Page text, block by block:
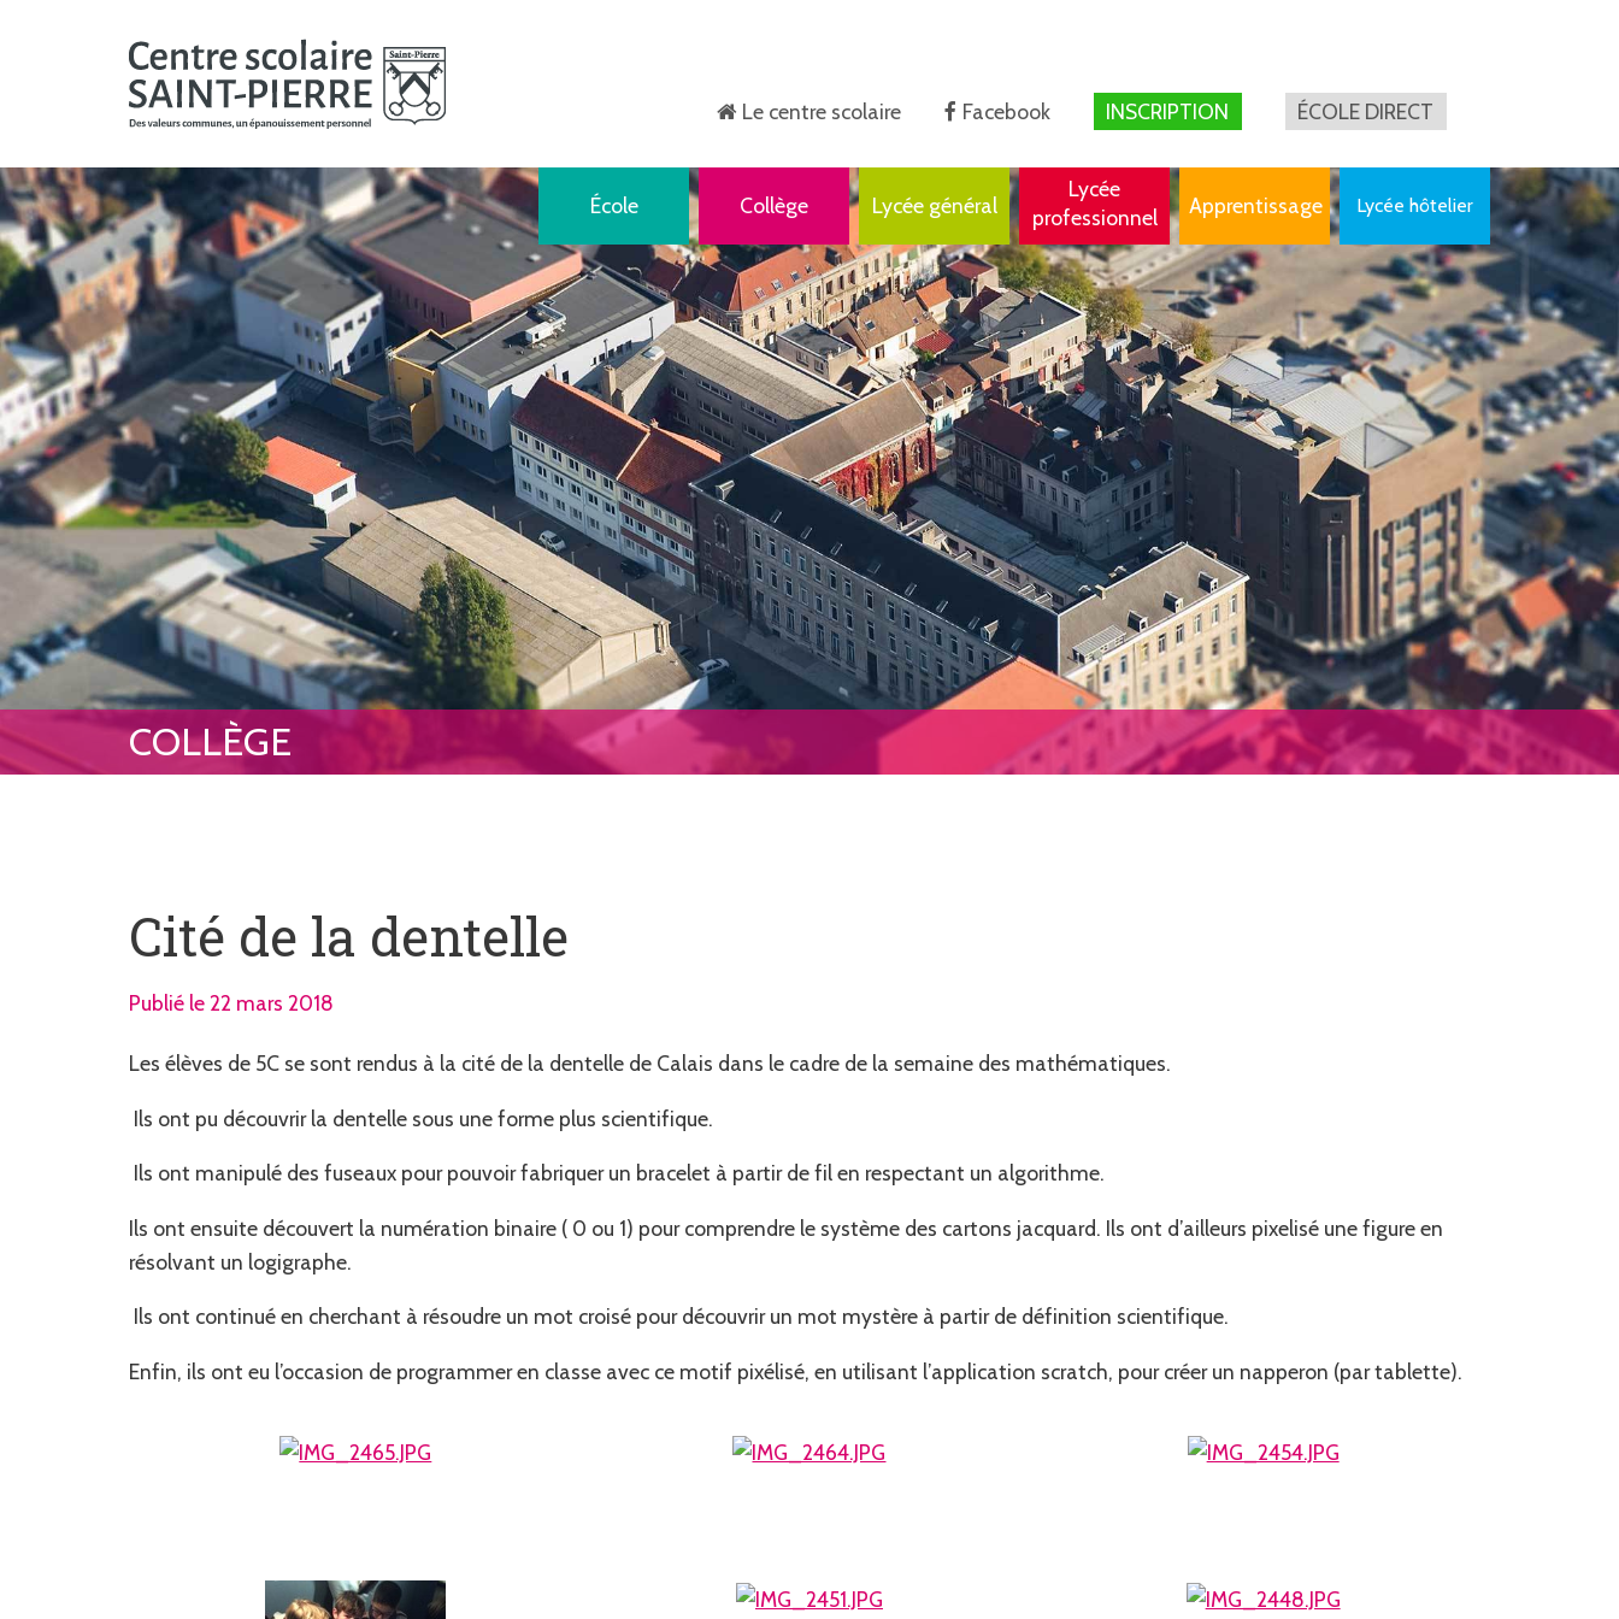
Le centre scolaire Facebook INSCRIPTION ÉCOLE DIRECT
Accueil
École Collège Lycée général
Lycée
professionnel
Apprentissage Lycée hôtelier
Cité de la dentelle
Publié le 22 mars 2018
Les élèves de 5C se sont rendus à la cité de la dentelle de Calais dans le cadre de la semaine des mathématiques.
Ils ont pu découvrir la dentelle sous une forme plus scientifique.
Ils ont manipulé des fuseaux pour pouvoir fabriquer un bracelet à partir de fil en respectant un algorithme.
Ils ont ensuite découvert la numération binaire ( 0 ou 1) pour comprendre le système des cartons jacquard. Ils ont d’ailleurs pixelisé une figure en
résolvant un logigraphe.
Ils ont continué en cherchant à résoudre un mot croisé pour découvrir un mot mystère à partir de définition scientifique.
Enfin, ils ont eu l’occasion de programmer en classe avec ce motif pixélisé, en utilisant l’application scratch, pour créer un napperon (par tablette).